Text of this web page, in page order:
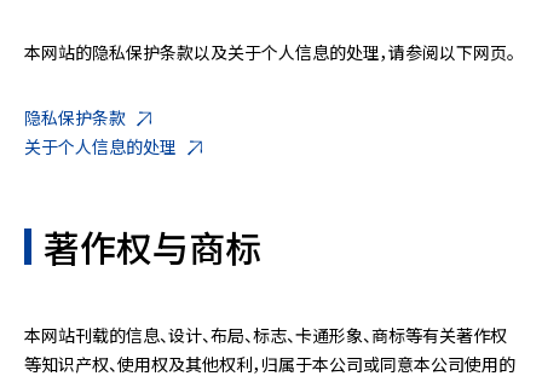
本网站的隐私保护条款以及关于个人信息的处理，请参阅以下网页。
隐私保护条款
关于个人信息的处理
著作权与商标
本网站刊载的信息、设计、布局、标志、卡通形象、商标等有关著作权
等知识产权、使用权及其他权利，归属于本公司或同意本公司使用的